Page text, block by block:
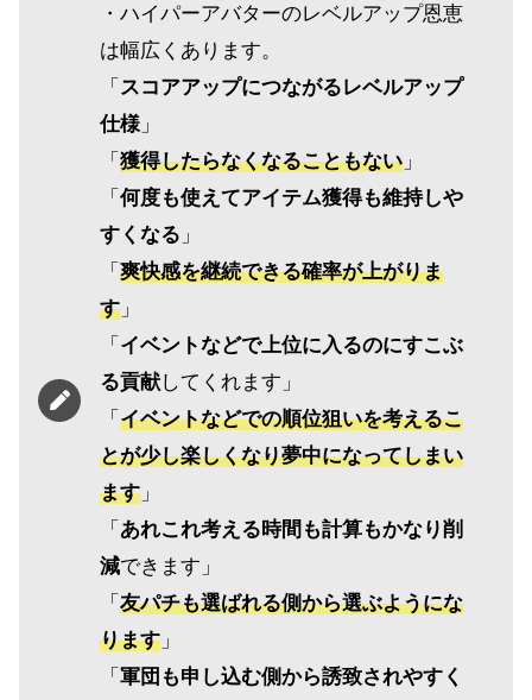
・ハイパーアバターのレベルアップ恩恵
は幅広くあります。
「 スコアアップにつながるレベルアップ
仕様 」
「 獲得したらなくなることもない 」
「 何度も使えてアイテム獲得も維持しや
すくなる 」
「 爽快感を継続できる確率が上がりま
す 」
「 イベントなどで上位に入るのにすこぶ
る貢献してくれます」
「 イベントなどでの順位狙いを考えるこ
とが少し楽しくなり夢中になってしまい
ます 」
「 あれこれ考える時間も計算もかなり削
減できます」
「 友パチも選ばれる側から選ぶようにな
ります 」
「 軍団も申し込む側から誘致されやすく